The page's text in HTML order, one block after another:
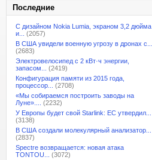
Последние
С дизайном Nokia Lumia, экраном 3,2 дюйма
и...
(2057)
В США увидели военную угрозу в дронах с...
(2683)
Электровелосипед с 2 кВт·ч энергии,
запасом...
(2419)
Конфигурация памяти из 2015 года,
процессор...
(2708)
«Мы собираемся построить заводы на
Луне»....
(2232)
У Европы будет свой Starlink: ЕС утвердил...
(3138)
В США создали молекулярный анализатор...
(2837)
Spectre возвращается: новая атака
TONTOU...
(3072)